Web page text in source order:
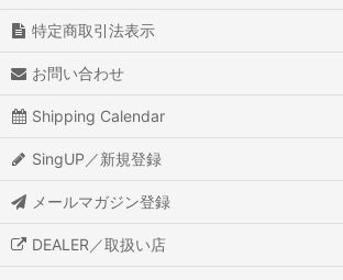
特定商取引法表示
お問い合わせ
Shipping Calendar
SingUP／新規登録
メールマガジン登録
DEALER／取扱い店